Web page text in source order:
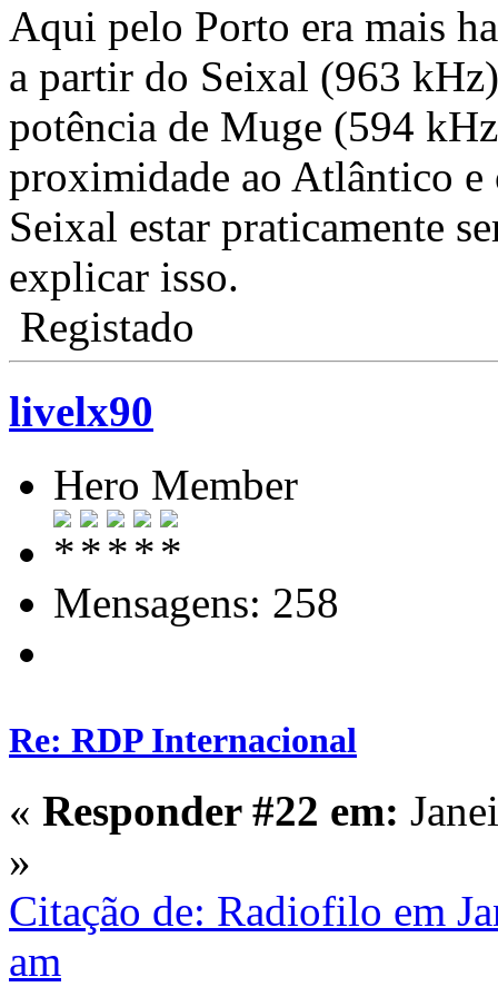
Aqui pelo Porto era mais
a partir do Seixal (963
potência de Muge (594
proximidade ao Atlântico e
Seixal estar praticamente
explicar isso.
Registado
livelx90
Hero Member
Mensagens: 258
Re: RDP Internacional
« Responder #22 em:
»
Citação de: Radiofilo em
am